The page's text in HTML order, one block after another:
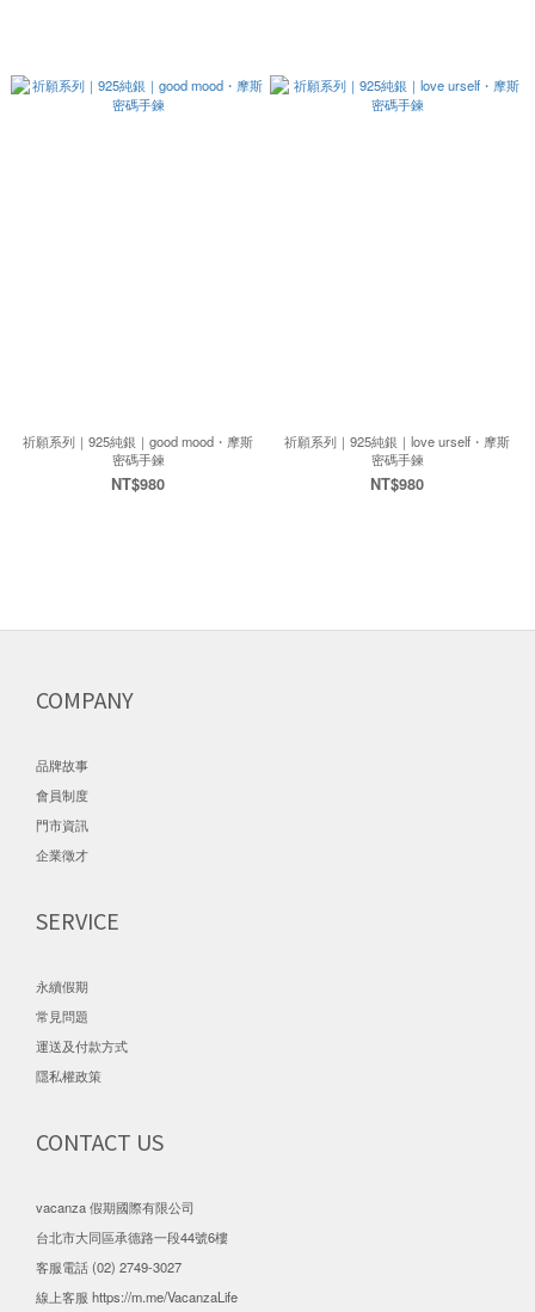
祈願系列｜925純銀｜good mood・摩斯
密碼手鍊
NT$980
祈願系列｜925純銀｜love urself・摩斯
密碼手鍊
NT$980
COMPANY
品牌故事
會員制度
門市資訊
企業徵才
SERVICE
永續假期
常見問題
運送及付款方式
隱私權政策
CONTACT US
vacanza 假期國際有限公司
台北市大同區承德路一段44號6樓
客服電話 (02) 2749-3027
線上客服 https://m.me/VacanzaLife